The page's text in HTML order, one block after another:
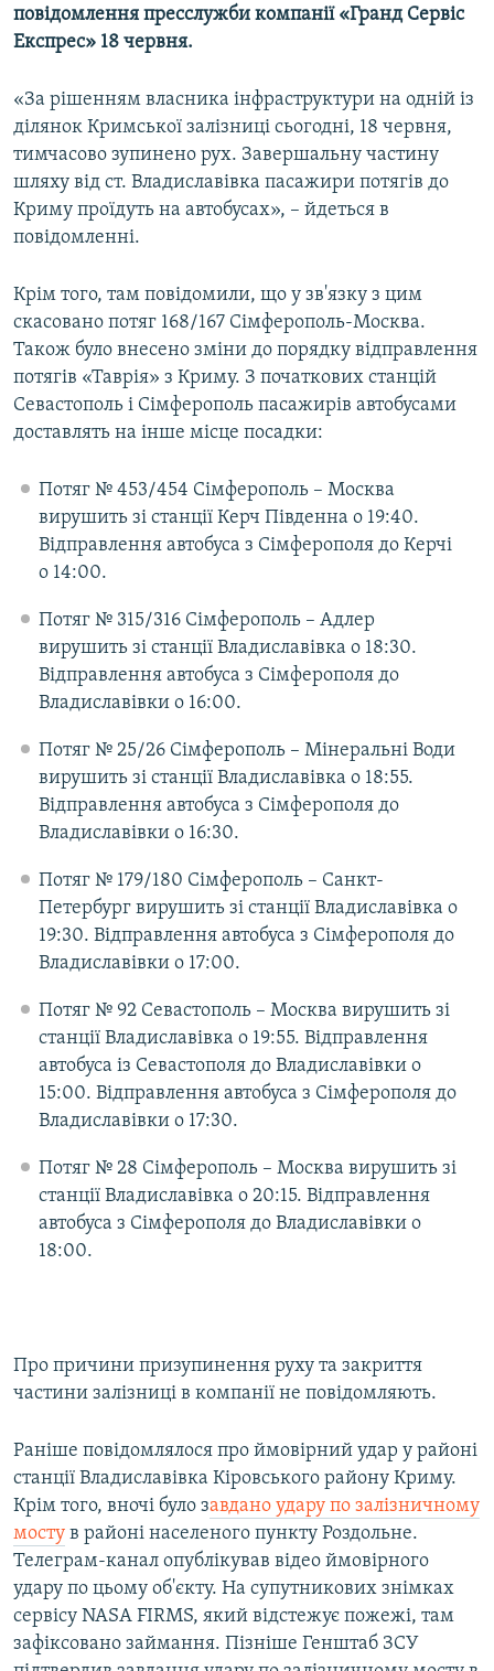
повідомлення пресслужби компанії «Гранд Сервіс
Експрес» 18 червня.
«За рішенням власника інфраструктури на одній із
ділянок Кримської залізниці сьогодні, 18 червня,
тимчасово зупинено рух. Завершальну частину
шляху від ст. Владиславівка пасажири потягів до
Криму проїдуть на автобусах», – йдеться в
повідомленні.
Крім того, там повідомили, що у зв'язку з цим
скасовано потяг 168/167 Сімферополь-Москва.
Також було внесено зміни до порядку відправлення
потягів «Таврія» з Криму. З початкових станцій
Севастополь і Сімферополь пасажирів автобусами
доставлять на інше місце посадки:
Потяг № 453/454 Сімферополь – Москва
вирушить зі станції Керч Південна о 19:40.
Відправлення автобуса з Сімферополя до Керчі
о 14:00.
Потяг № 315/316 Сімферополь – Адлер
вирушить зі станції Владиславівка о 18:30.
Відправлення автобуса з Сімферополя до
Владиславівки о 16:00.
Потяг № 25/26 Сімферополь – Мінеральні Води
вирушить зі станції Владиславівка о 18:55.
Відправлення автобуса з Сімферополя до
Владиславівки о 16:30.
Потяг № 179/180 Сімферополь – Санкт-
Петербург вирушить зі станції Владиславівка о
19:30. Відправлення автобуса з Сімферополя до
Владиславівки о 17:00.
Потяг № 92 Севастополь – Москва вирушить зі
станції Владиславівка о 19:55. Відправлення
автобуса із Севастополя до Владиславівки о
15:00. Відправлення автобуса з Сімферополя до
Владиславівки о 17:30.
Потяг № 28 Сімферополь – Москва вирушить зі
станції Владиславівка о 20:15. Відправлення
автобуса з Сімферополя до Владиславівки о
18:00.
Про причини призупинення руху та закриття
частини залізниці в компанії не повідомляють.
Раніше повідомлялося про ймовірний удар у районі
станції Владиславівка Кіровського району Криму.
Крім того, вночі було завдано удару по залізничному
мосту в районі населеного пункту Роздольне.
Телеграм-канал опублікував відео ймовірного
удару по цьому об'єкту. На супутникових знімках
сервісу NASA FIRMS, який відстежує пожежі, там
зафіксовано займання. Пізніше Генштаб ЗСУ